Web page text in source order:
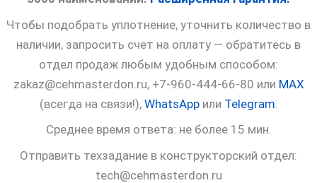
Чтобы подобрать уплотнение, уточнить количество в
наличии, запросить счет на оплату — обратитесь в
отдел продаж любым удобным способом:
zakaz@cehmasterdon.ru, +7-960-444-66-80 или MAX
(всегда на связи!), WhatsAppили Telegram
Среднее время ответа: не более 15 мин.
Отправить техзадание в конструкторский отдел:
tech@cehmasterdon.ru